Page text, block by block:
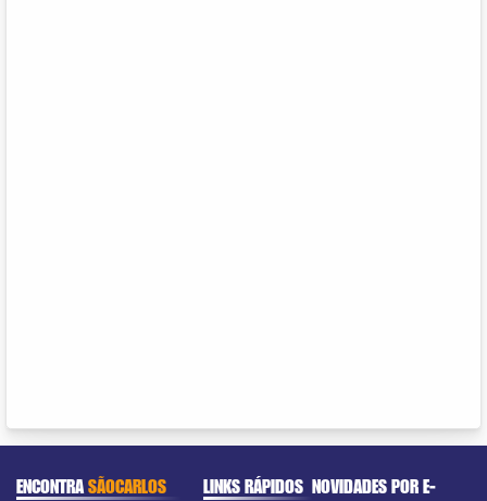
ENCONTRASÃOCARLOS LINKS RÁPIDOS NOVIDADES POR E-